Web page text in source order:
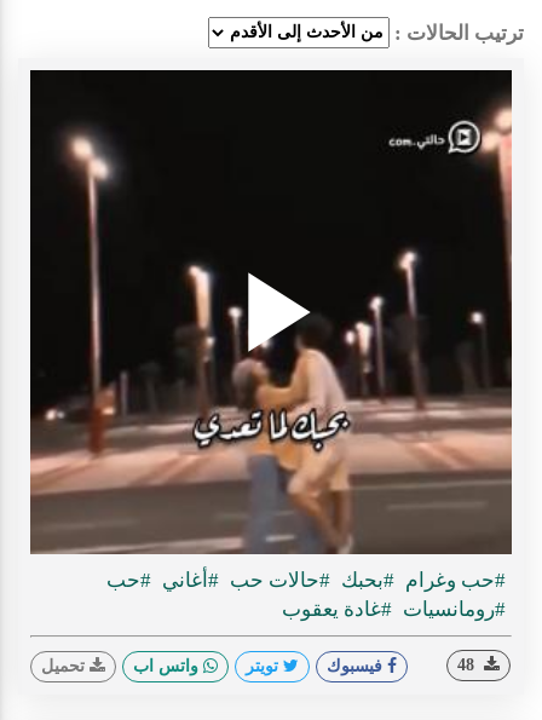
ترتيب الحالات :
Play
#حب وغرام #بحبك #حالات حب #أغاني #حب
#رومانسيات #غادة يعقوب
فيسبوك تويتر واتس اب تحميل